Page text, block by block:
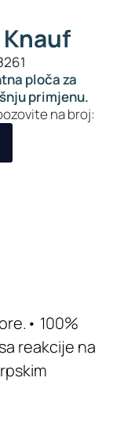
Knauf
ploča za
primjenu.
na broj:
100%
reakcije na